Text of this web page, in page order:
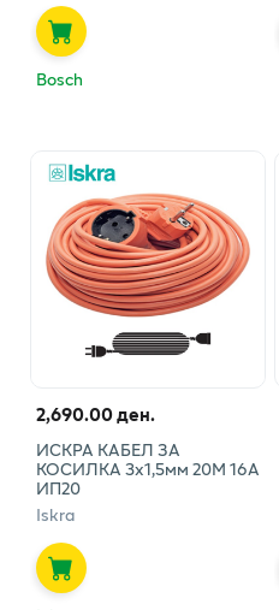
Bosch
2,690.00 ден.
ИСКРА КАБЕЛ ЗА
КОСИЛКА 3х1,5мм 20М 16А
ИП20
Iskra